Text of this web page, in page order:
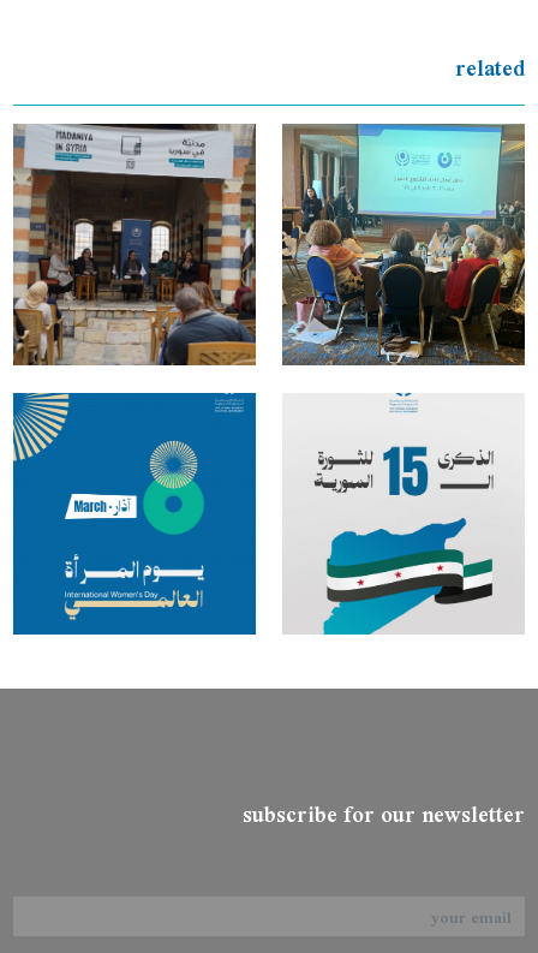
related
subscribe for our newsletter